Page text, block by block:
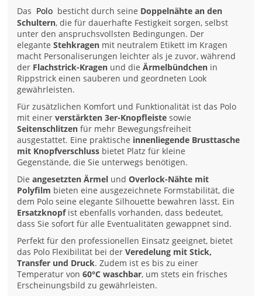
Das Polo besticht durch seine Doppelnähte an den
Schultern, die für dauerhafte Festigkeit sorgen, selbst
unter den anspruchsvollsten Bedingungen. Der
eleganteStehkragen mit neutralem Etikett im Kragen
macht Personaliserungen leichter als je zuvor, während
der Flachstrick-Kragen und dieÄrmelbündchen in
Rippstrick einen sauberen und geordneten Look
gewährleisten.
Für zusätzlichen Komfort und Funktionalität ist das Polo
mit einerverstärkten 3er-Knopfleiste sowie
Seitenschlitzen für mehr Bewegungsfreiheit
ausgestattet. Eine praktische innenliegende Brusttasche
mit Knopfverschluss bietet Platz für kleine
Gegenstände, die Sie unterwegs benötigen.
Dieangesetzten Ärmel undOverlock-Nähte mit
Polyfilm bieten eine ausgezeichnete Formstabilität, die
dem Polo seine elegante Silhouette bewahren lässt. Ein
Ersatzknopfist ebenfalls vorhanden, dass bedeutet,
dass Sie sofort für alle Eventualitäten gewappnet sind.
Perfekt für den professionellen Einsatz geeignet, bietet
das Polo Flexibilität bei derVeredelung mit Stick,
Transfer und Druck. Zudem ist es bis zu einer
Temperatur von60°C waschbar, um stets ein frisches
Erscheinungsbild zu gewährleisten.